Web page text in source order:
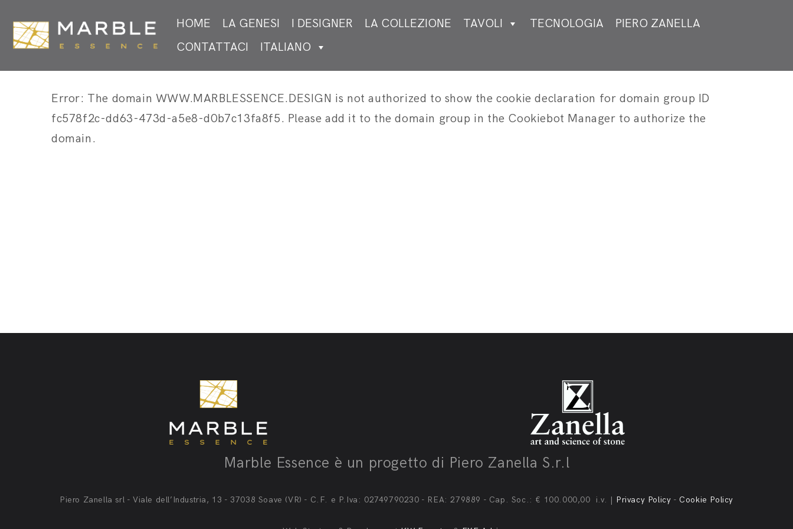
HOME LA GENESI I DESIGNER LA COLLEZIONE TAVOLI TECNOLOGIA
PIERO ZANELLA
CONTATTACI
ITALIANO
Error: The domain WWW.MARBLESSENCE.DESIGN is not authorized to show the cookie declaration for domain group ID
fc578f2c-dd63-473d-a5e8-d0b7c13fa8f5. Please add it to the domain group in the Cookiebot Manager to authorize the
domain.
Marble Essence è un progetto di Piero Zanella S.r.l
Piero Zanella srl - Viale dell’Industria, 13 - 37038 Soave (VR) - C.F. e P.Iva: 02749790230 - REA: 279889 - Cap. Soc.: € 100.000,00 i.v. | Privacy Policy - Cookie Policy